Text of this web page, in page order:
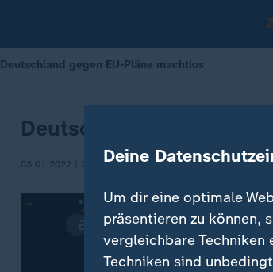
Deutschland gegen EU-Pläne machtlos
Deutschland gegen EU-
03.01.2022 | 21:40Deine
Um dir eine optimale
präsentieren zu können,
vergleichbare Techniken
Techniken sind